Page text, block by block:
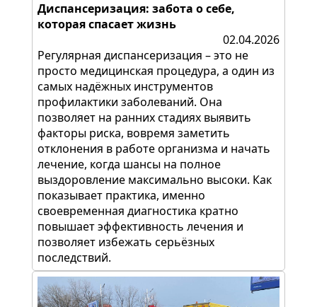
Диспансеризация: забота о себе,
которая спасает жизнь
02.04.2026
Регулярная диспансеризация – это не
просто медицинская процедура, а один из
самых надёжных инструментов
профилактики заболеваний. Она
позволяет на ранних стадиях выявить
факторы риска, вовремя заметить
отклонения в работе организма и начать
лечение, когда шансы на полное
выздоровление максимально высоки. Как
показывает практика, именно
своевременная диагностика кратно
повышает эффективность лечения и
позволяет избежать серьёзных
последствий.